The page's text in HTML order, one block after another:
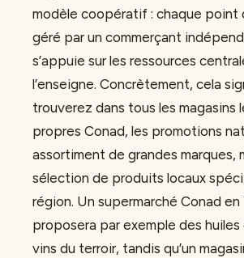
modèle coopératif : chaque point
géré par un commerçant
s’appuie sur les ressources
l’enseigne. Concrètement, cela
trouverez dans tous les magasins
propres Conad, les promotions
assortiment de grandes marques,
sélection de produits locaux
région. Un supermarché Conad en
proposera par exemple des huiles
vins du terroir, tandis qu’un